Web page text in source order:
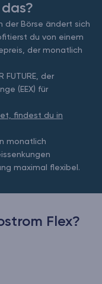
der Börse ändert sich
du von einem
der monatlich
FUTURE, der
(EEX) für
findest du in
monatlich
maximal flexibel.
Flex?